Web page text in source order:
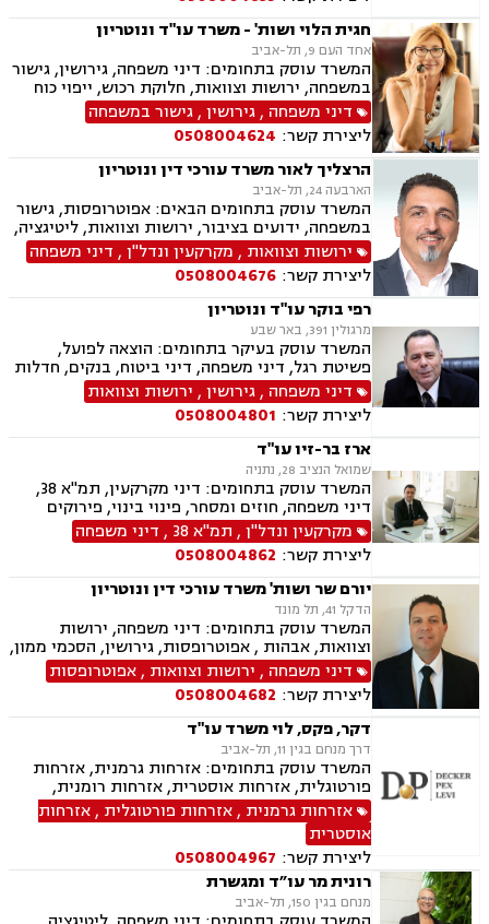
נוטריון
חגית הלוי ושות' - משרד עו"ד ונוטריון
אחד העם 9, תל-אביב
המשרד עוסק בתחומים: דיני משפחה, גירושין, גישור
במשפחה, ירושות וצוואות, חלוקת רכוש, ייפוי כוח
מתמשך, הסכמי ממון, ידועים בציבור, משמורת,
מזונות
דיני משפחה ,גירושין,גישור במשפחה
ליצירת קשר: 0508004624
הרצליך לאור משרד עורכי דין ונוטריון
הארבעה 24, תל-אביב
המשרד עוסק בתחומים הבאים: אפוטרופסות, גישור
במשפחה, ידועים בציבור, ירושות וצוואות, ליטיגציה,
ליקויי בנייה, מיסוי נדל"ן, עסקאות מכר דירה,
קבוצות רכישה, תכנון ובניה, דיני חוזים ומסחר, דיני
מקרקעין, דיני משפחה, אבהות , גירושין, דיור מוגן,
הורות חד מינית, מגרשים חקלאיים, מזונות,
קבוצות רכישה, הוצאה לפועל.
ירושות וצוואות , מקרקעין ונדל"ן, דיני משפחה
ליצירת קשר: 0508004676
רפי בוקר עו"ד ונוטריון
מרגולין 391, באר שבע
המשרד עוסק בעיקר בתחומים: הוצאה לפועל,
פשיטת רגל, דיני משפחה, דיני ביטוח, בנקים, חדלות
פירעון, נזיקין, נזקי גוף, תאונות דרכים, תאונות
עבודה, תאונות ספורט, תאונות עקב רשלנות, נוטריון
דיני משפחה ,גירושין, ירושות וצוואות
ליצירת קשר: 0508004801
ארז בר-זיו עו"ד
שמואל הנציב 28, נתניה
המשרד עוסק בתחומים: דיני מקרקעין, תמ"א 38,
דיני משפחה, חוזים ומסחר, פינוי בינוי, פירוקים
והקפאות הליכים, תכנון ובניה, מזונות, לשון הרע,
ליטיגציה, גישור במשפחה, ירושות וצוואות, משמורת,
משפט אזרחי , סדר דין אזרחי וראיות, עסקאות מכר
דירה, ערבויות ושטרות , פינוי מושכר, תאונות
עבודה, תביעות יצוגיות, אבהות , אפוטרופסות,
גירושין, גישור ובוררויות, דיני עבודה, חלוקת רכוש.
מקרקעין ונדל"ן, תמ"א 38 , דיני משפחה
ליצירת קשר: 0508004862
יורם שר ושות' משרד עורכי דין ונוטריון
הדקל 41, תל מונד
המשרד עוסק בתחומים: דיני משפחה, ירושות
וצוואות, אבהות , אפוטרופסות, גירושין, הסכמי ממון,
ידועים בציבור, מזונות, משמורת, אזרחויות ואשרות,
דיני הגירה, הסדרת מעמד בישראל.
דיני משפחה , ירושות וצוואות ,אפוטרופסות
ליצירת קשר: 0508004682
דקר, פקס, לוי משרד עו"ד
דרך מנחם בגין 11, תל-אביב
המשרד עוסק בתחומים: אזרחות גרמנית, אזרחות
פורטוגלית, אזרחות אוסטרית, אזרחות רומנית,
אזרחות בריטית, אזרחות ספרדית, אזרחות בולגרית,
אזרחות ליטאית, אזרחות צרפתית, אזרחות זרה, דיני
הגירה- מקלט מדיני , הגירה , משרד הפנים, דיני
משפחה, ייפוי כוח מתמשך, גירושין, חלוקת רכוש,
ירושות וצוואות
אזרחות גרמנית ,אזרחות פורטוגלית ,אזרחות
אוסטרית
ליצירת קשר: 0508004967
רונית מר עו״ד ומגשרת
מנחם בגין 150, תל-אביב